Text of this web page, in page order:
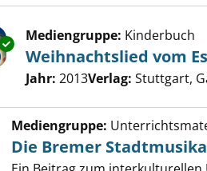
Exemplar-Details von
Mediengruppe: Kinderbuch
Weihnachtslied vom
Suche nach diesem Verfasser
Jahr: 2013Verlag: Stuttgart,
Mediengruppe:
Die Bremer